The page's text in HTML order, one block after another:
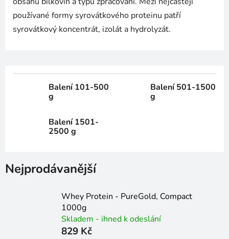
používané formy syrovátkového proteinu patří
syrovátkový koncentrát, izolát a hydrolyzát.
Balení 101-500
g
Balení 501-1500
g
Balení 1501-
2500 g
Nejprodávanější
Whey Protein - PureGold, Compact
1000g
Skladem - ihned k odeslání
829 Kč